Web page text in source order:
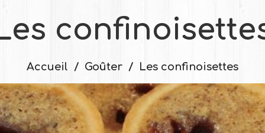
Accueil Goûter Les confinoisettes